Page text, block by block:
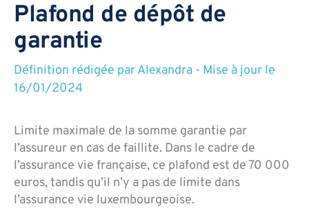
Plafond de dépôt de
garantie
Définition rédigée parAlexandra - Mise à jour le
16/01/2024
Limite maximale de la somme garantie par
l’assureur en cas de faillite. Dans le cadre de
l’assurance vie française, ce plafond est de 70 000
euros, tandis qu’il n’y a pas de limite dans
l’assurance vie luxembourgeoise.